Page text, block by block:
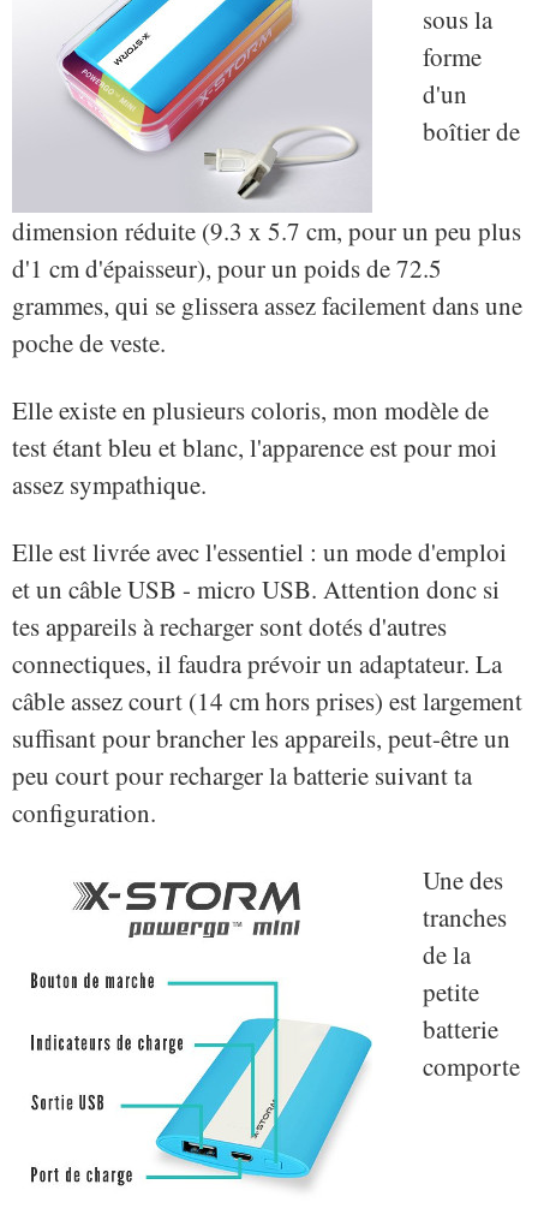
sous la
forme
d'un
boîtier de
dimension réduite (9.3 x 5.7 cm, pour un peu plus
d'1 cm d'épaisseur), pour un poids de 72.5
grammes, qui se glissera assez facilement dans une
poche de veste.
Elle existe en plusieurs coloris, mon modèle de
test étant bleu et blanc, l'apparence est pour moi
assez sympathique.
Elle est livrée avec l'essentiel : un mode d'emploi
et un câble USB - micro USB. Attention donc si
tes appareils à recharger sont dotés d'autres
connectiques, il faudra prévoir un adaptateur. La
câble assez court (14 cm hors prises) est largement
suffisant pour brancher les appareils, peut-être un
peu court pour recharger la batterie suivant ta
configuration.
Une des
tranches
de la
petite
batterie
comporte